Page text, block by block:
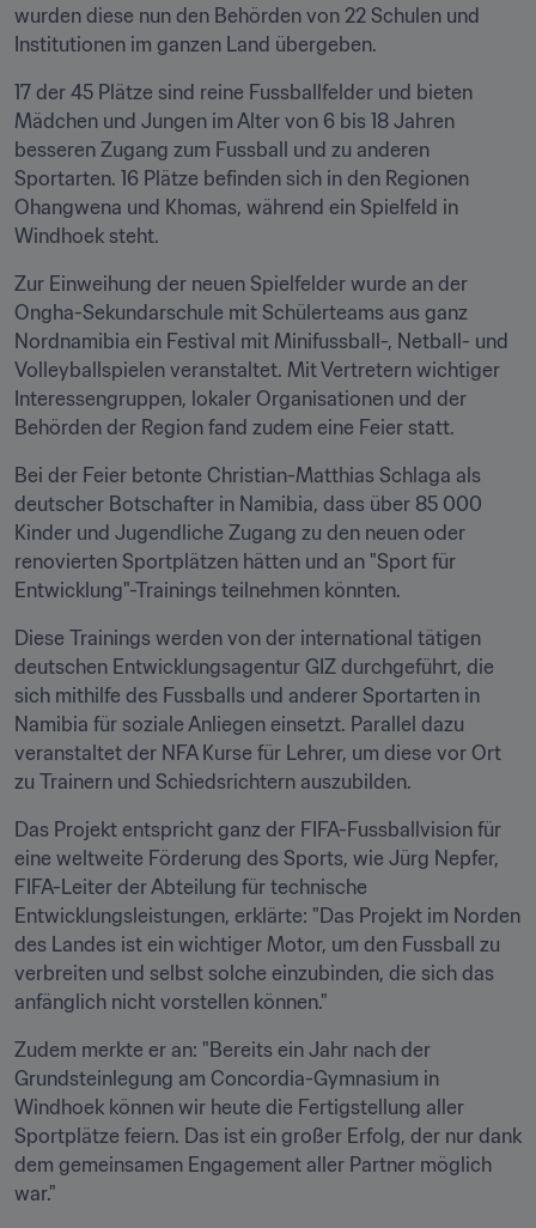
wurden diese nun den Behörden von 22 Schulen und
Institutionen im ganzen Land übergeben.
17 der 45 Plätze sind reine Fussballfelder und bieten
Mädchen und Jungen im Alter von 6 bis 18 Jahren
besseren Zugang zum Fussball und zu anderen
Sportarten. 16 Plätze befinden sich in den Regionen
Ohangwena und Khomas, während ein Spielfeld in
Windhoek steht.
Zur Einweihung der neuen Spielfelder wurde an der
Ongha-Sekundarschule mit Schülerteams aus ganz
Nordnamibia ein Festival mit Minifussball-, Netball- und
Volleyballspielen veranstaltet. Mit Vertretern wichtiger
Interessengruppen, lokaler Organisationen und der
Behörden der Region fand zudem eine Feier statt.
Bei der Feier betonte Christian-Matthias Schlaga als
deutscher Botschafter in Namibia, dass über 85 000
Kinder und Jugendliche Zugang zu den neuen oder
renovierten Sportplätzen hätten und an "Sport für
Entwicklung"-Trainings teilnehmen könnten.
Diese Trainings werden von der international tätigen
deutschen Entwicklungsagentur GIZ durchgeführt, die
sich mithilfe des Fussballs und anderer Sportarten in
Namibia für soziale Anliegen einsetzt. Parallel dazu
veranstaltet der NFA Kurse für Lehrer, um diese vor Ort
zu Trainern und Schiedsrichtern auszubilden.
Das Projekt entspricht ganz der FIFA-Fussballvision für
eine weltweite Förderung des Sports, wie Jürg Nepfer,
FIFA-Leiter der Abteilung für technische
Entwicklungsleistungen, erklärte: "Das Projekt im Norden
des Landes ist ein wichtiger Motor, um den Fussball zu
verbreiten und selbst solche einzubinden, die sich das
anfänglich nicht vorstellen können."
Zudem merkte er an: "Bereits ein Jahr nach der
Grundsteinlegung am Concordia-Gymnasium in
Windhoek können wir heute die Fertigstellung aller
Sportplätze feiern. Das ist ein großer Erfolg, der nur dank
dem gemeinsamen Engagement aller Partner möglich
war."